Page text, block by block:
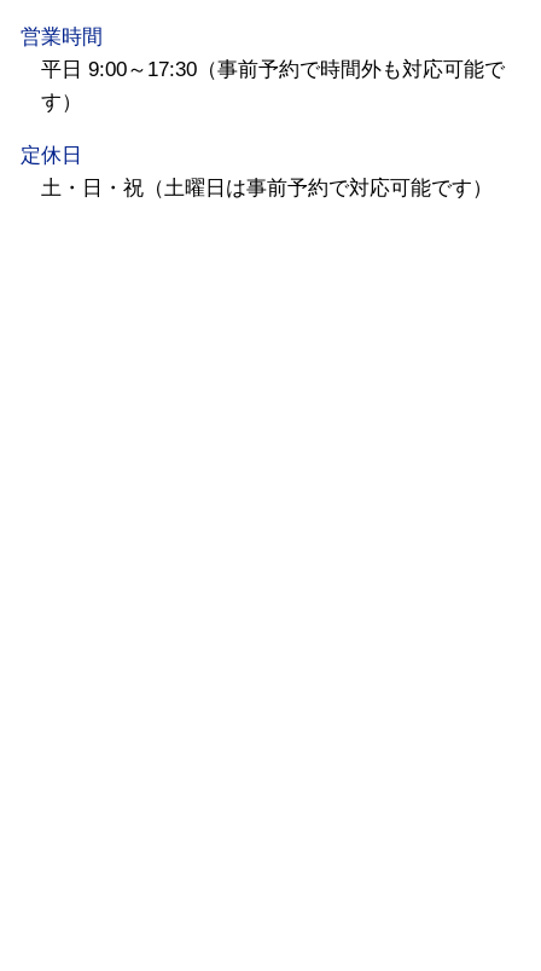
営業時間
平日 9:00～17:30（事前予約で時間外も対応可能で
す）
定休日
土・日・祝（土曜日は事前予約で対応可能です）